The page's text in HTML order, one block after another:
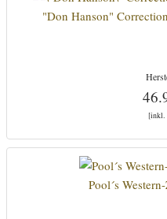
"Don Hanson"
[inkl.
Pool´s